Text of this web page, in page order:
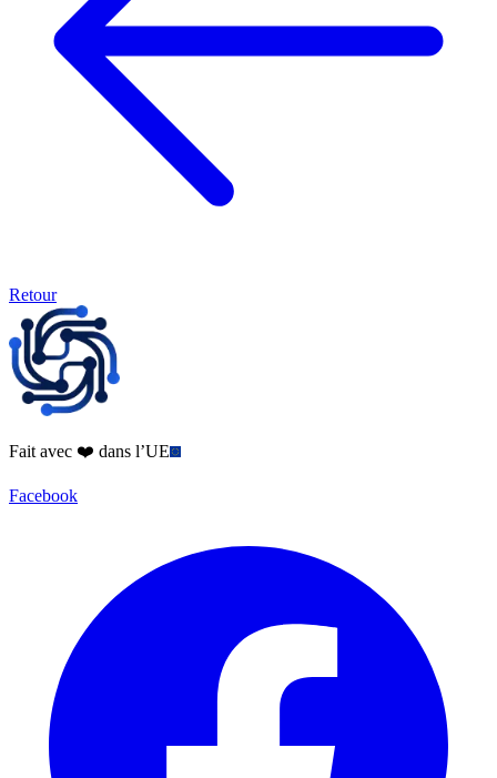
Retour
Fait avec ❤️ dans l’UE
Facebook